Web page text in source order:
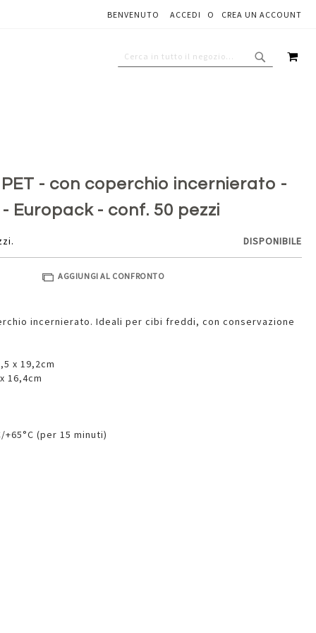
BENVENUTO ACCEDI CREA UN ACCOUNT
- con coperchio incernierato -
- Europack - conf. 50 pezzi
DISPONIBILE
AGGIUNGI AL CONFRONTO
incernierato. Ideali per cibi freddi, con conservazione
x 19,2cm
16,4cm
(per 15 minuti)